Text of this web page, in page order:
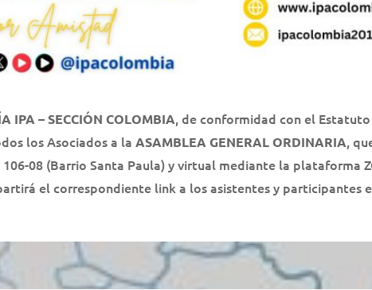
IPA – SECCIÓN COLOMBIA, de conformidad con el
los Asociados a laASAMBLEA GENERAL ORDINARIA,
08 (Barrio Santa Paula) y virtual mediante la plataforma
el correspondiente link a los asistentes y participantes